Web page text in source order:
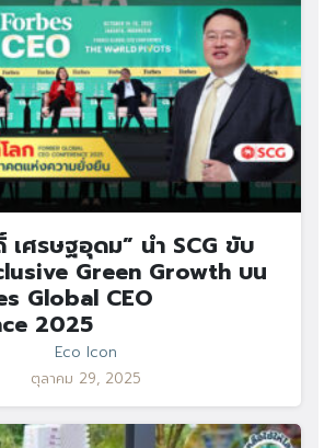
เศรษฐอุดม” นำ SCG ขับ
Green Growth บน
Global CEO
2025
Eco Icon
ตุลาคม 29, 2025